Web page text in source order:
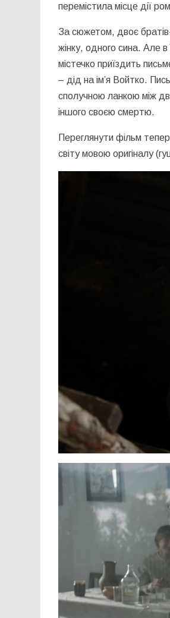
перемістила місце дії
За сюжетом, двоє
жінку, одного сина. Але в
містечко приїздить
– дід на ім’я Войтко.
сполучною ланкою між
іншого своєю смертю.
Переглянути фільм
світу мовою оригіналу